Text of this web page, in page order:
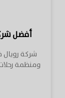
أفضل
شركة